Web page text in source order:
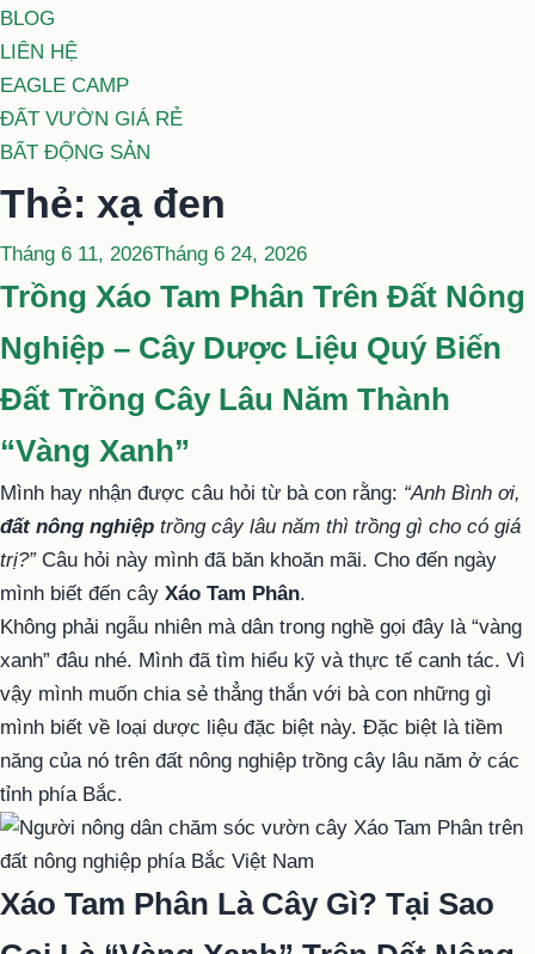
BLOG
LIÊN HỆ
EAGLE CAMP
ĐẤT VƯỜN GIÁ RẺ
BẤT ĐỘNG SẢN
Thẻ: xạ đen
Đăng
trong
Tháng 6 11, 2026Tháng 6 24, 2026
Trồng Xáo Tam Phân Trên Đất Nông
Nghiệp – Cây Dược Liệu Quý Biến
Đất Trồng Cây Lâu Năm Thành
“Vàng Xanh”
Mình hay nhận được câu hỏi từ bà con rằng: “Anh Bình ơi,
đất nông nghiệp trồng cây lâu năm thì trồng gì cho có giá
trị?”Câu hỏi này mình đã băn khoăn mãi. Cho đến ngày
mình biết đến cây Xáo Tam Phân.
Không phải ngẫu nhiên mà dân trong nghề gọi đây là “vàng
xanh” đâu nhé. Mình đã tìm hiểu kỹ và thực tế canh tác. Vì
vậy mình muốn chia sẻ thẳng thắn với bà con những gì
mình biết về loại dược liệu đặc biệt này. Đặc biệt là tiềm
năng của nó trên đất nông nghiệp trồng cây lâu năm ở các
tỉnh phía Bắc.
Xáo Tam Phân Là Cây Gì? Tại Sao